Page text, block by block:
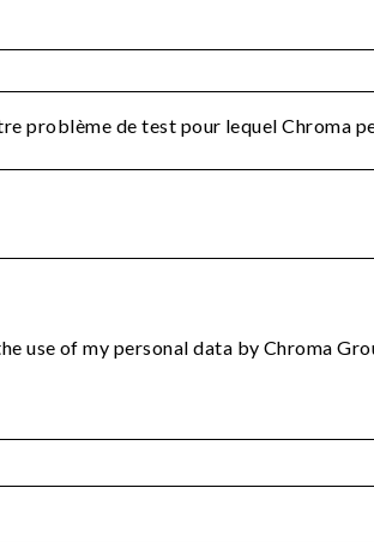
problème de test pour lequel Chroma
use of my personal data by Chroma